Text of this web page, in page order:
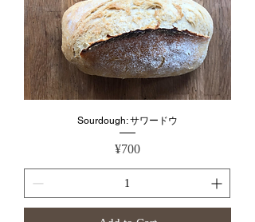
Sourdough: サワードウ
Price
¥700